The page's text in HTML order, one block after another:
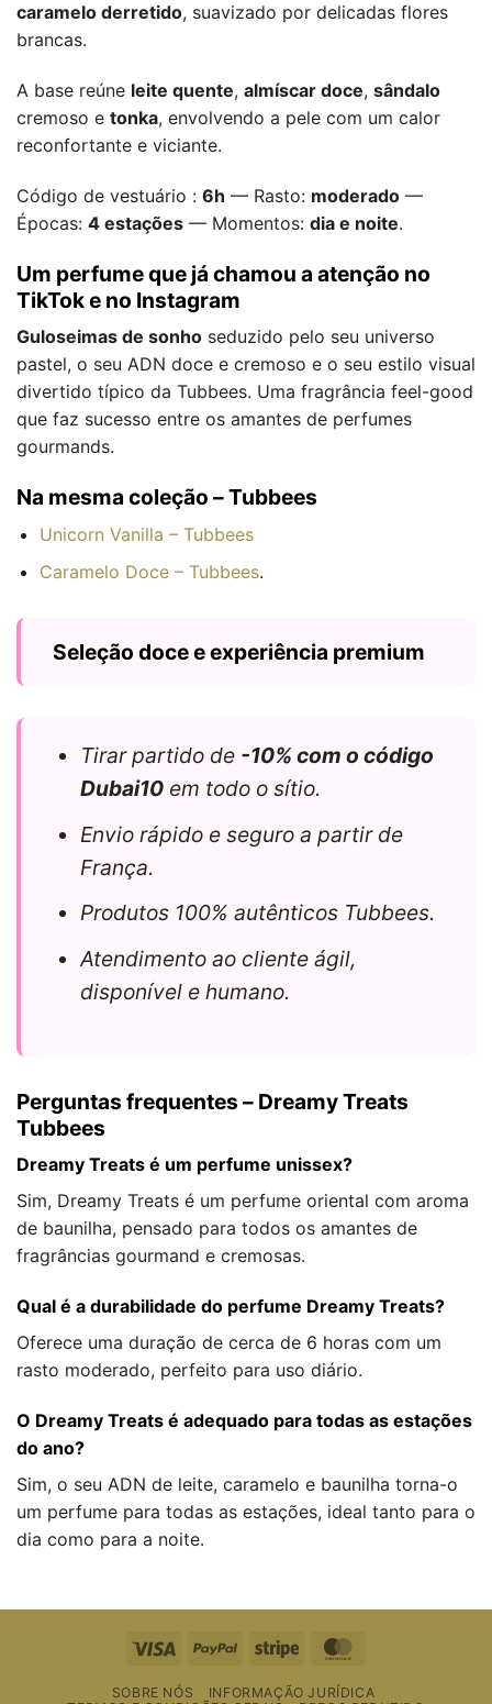
caramelo derretido, suavizado por delicadas flores
brancas.
A base reúne leite quente, almíscar doce, sândalo
cremoso e tonka, envolvendo a pele com um calor
reconfortante e viciante.
Código de vestuário : 6h — Rasto: moderado —
Épocas: 4 estações — Momentos: dia e noite.
Um perfume que já chamou a atenção no
TikTok e no Instagram
Guloseimas de sonho seduzido pelo seu universo
pastel, o seu ADN doce e cremoso e o seu estilo visual
divertido típico da Tubbees. Uma fragrância feel-good
que faz sucesso entre os amantes de perfumes
gourmands.
Na mesma coleção – Tubbees
Unicorn Vanilla – Tubbees
Caramelo Doce – Tubbees.
Seleção doce e experiência premium
Tirar partido de -10% com o código
Dubai10em todo o sítio.
Envio rápido e seguro a partir de
França.
Produtos 100% autênticos Tubbees.
Atendimento ao cliente ágil,
disponível e humano.
Perguntas frequentes – Dreamy Treats
Tubbees
Dreamy Treats é um perfume unissex?
Sim, Dreamy Treats é um perfume oriental com aroma
de baunilha, pensado para todos os amantes de
fragrâncias gourmand e cremosas.
Qual é a durabilidade do perfume Dreamy Treats?
Oferece uma duração de cerca de 6 horas com um
rasto moderado, perfeito para uso diário.
O Dreamy Treats é adequado para todas as estações
do ano?
Sim, o seu ADN de leite, caramelo e baunilha torna-o
um perfume para todas as estações, ideal tanto para o
dia como para a noite.
Visto PayPal Riscas
SOBRE NÓS
INFORMAÇÃO JURÍDICA